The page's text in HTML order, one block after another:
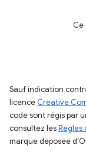
Ce
Sauf indication
licence Creative
code sont régis par
consultez lesRègles
marque déposée